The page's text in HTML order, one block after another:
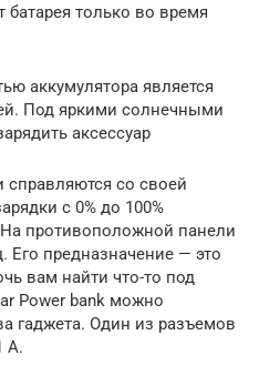
батарея только во время
аккумулятора является
Под яркими солнечными
аксессуар
справляются со своей
с 0% до 100%
противоположной панели
Его предназначение — это
вам найти что-то под
Power bank можно
гаджета. Один из разъемов
А.